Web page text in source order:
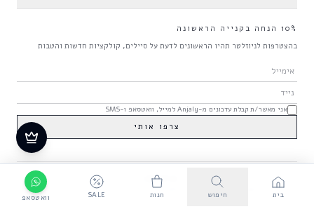
בית חיפוש חנות SALE וואטסאפ
10% הנחה בקנייה הראשונה
בהצטרפות לניוזלטר תהיו הראשונים לדעת על סיילים, קולקציות חדשות והטבות
אני מאשר/ת קבלת עדכונים מ-Anjaly למייל, וואטסאפ ו-SMS
צרפו אותי
משלוחים והחזרות